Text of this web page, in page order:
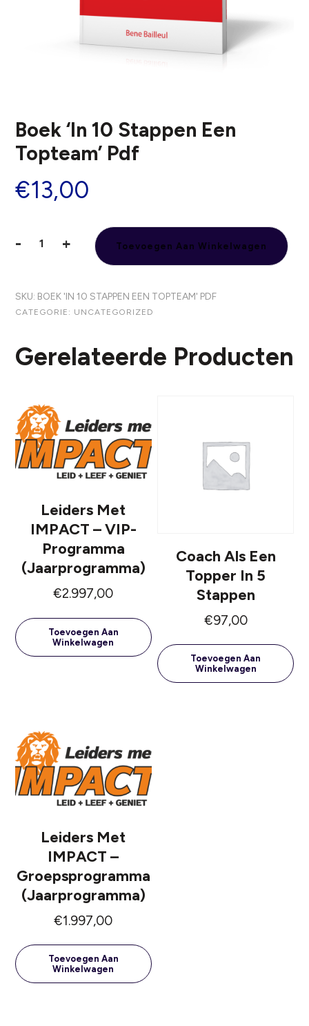
Boek ‘In 10 Stappen Een
Topteam’ Pdf
€13,00
-
stappen
een
pdf
aantal
+ Toevoegen Aan Winkelwagen
SKU: BOEK 'IN 10 STAPPEN EEN TOPTEAM' PDF
CATEGORIE: UNCATEGORIZED
Gerelateerde Producten
Leiders Met
IMPACT – VIP-
Programma
(jaarprogramma)
€2.997,00
Toevoegen Aan
Winkelwagen
Coach Als Een
Topper In 5
Stappen
€97,00
Toevoegen Aan
Winkelwagen
Leiders Met
IMPACT –
Groepsprogramma
(jaarprogramma)
€1.997,00
Toevoegen Aan
Winkelwagen